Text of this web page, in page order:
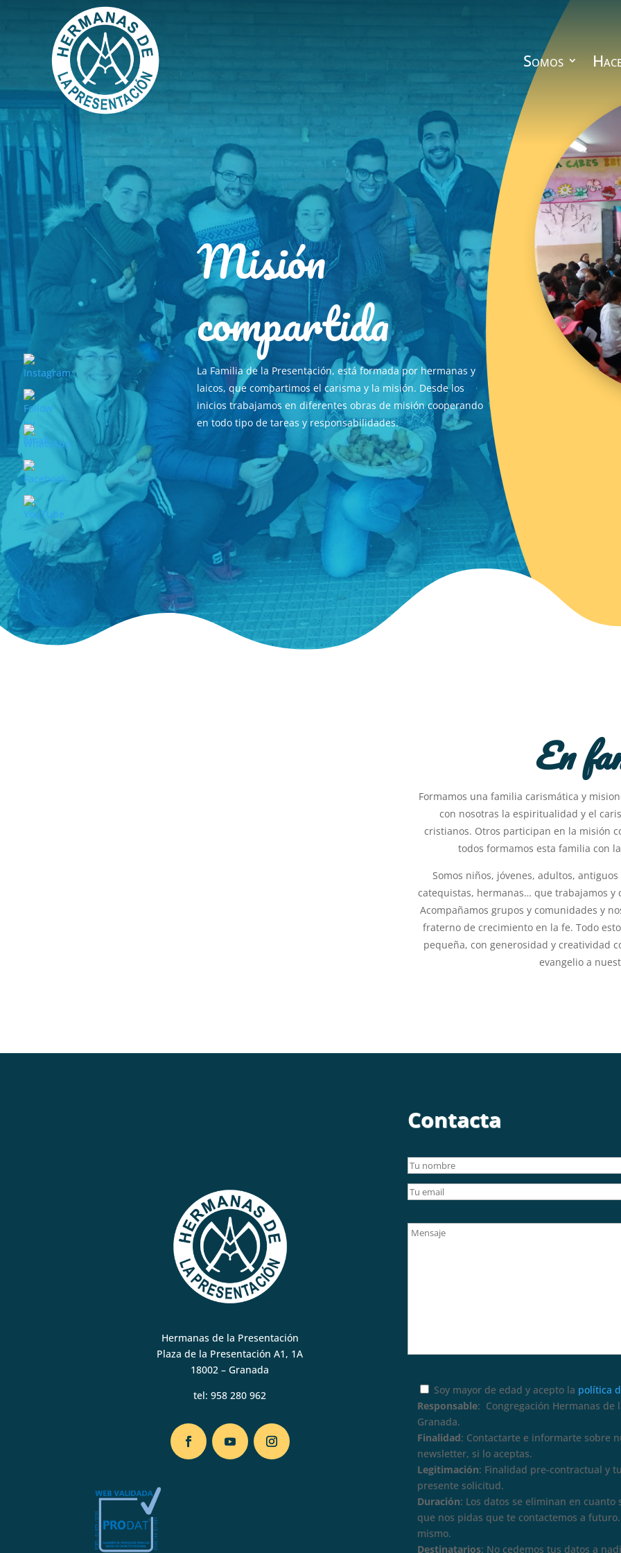
Somos
Misión
compartida
La Familia de la Presentación, está formada por hermanas y
laicos, que compartimos el carisma y la misión. Desde los
inicios trabajamos en diferentes obras de misión cooperando
en todo tipo de tareas y responsabilidades.
En
Formamos una familia carismática y
con nosotras la espiritualidad y el
cristianos. Otros participan en la misión
todos formamos esta familia con
Somos niños, jóvenes, adultos,
catequistas, hermanas… que trabajamos y
Acompañamos grupos y comunidades y
fraterno de crecimiento en la fe. Todo
pequeña, con generosidad y creatividad
evangelio a
Hermanas de la Presentación
Plaza de la Presentación A1, 1A
18002 – Granada
tel:958 280 962
Contacta
Soy mayor de edad y acepto la política
Responsable: Congregación Hermanas de
Granada.
Finalidad: Contactarte e informarte sobre
newsletter, si lo aceptas.
Legitimación: Finalidad pre-contractual y
presente solicitud.
Duración: Los datos se eliminan en
que nos pidas que te contactemos a
mismo.
Destinatarios: No cedemos tus datos a